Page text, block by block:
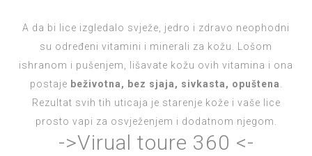
A da bi lice izgledalo svježe, jedro i zdravo neophodni
su određeni vitamini i minerali za kožu. Lošom
ishranom i pušenjem, lišavate kožu ovih vitamina i ona
postaje beživotna, bez sjaja, sivkasta, opuštena
Rezultat svih tih uticaja je starenje kože i vaše lice
prosto vapi za osvježenjem i dodatnom njegom.
->Virual toure 360 <-